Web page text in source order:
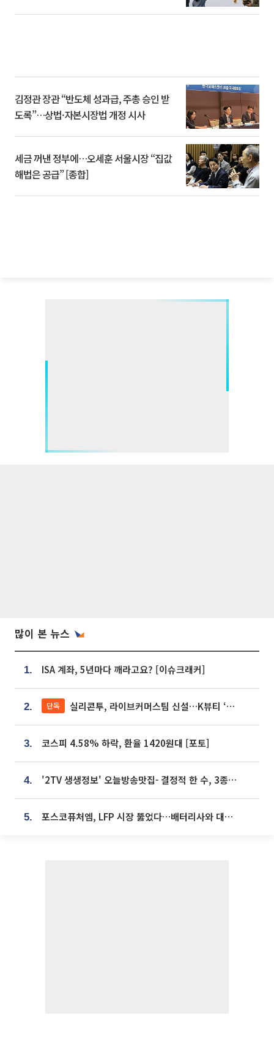
김정관 장관 “반도체 성과급, 주총 승인 받
도록”…상법·자본시장법 개정 시사
세금 꺼낸 정부에…오세훈 서울시장 “집값
해법은 공급” [종합]
많이 본 뉴스
1. ISA 계좌, 5년마다 깨라고요? [이슈크래커]
2. 단독 실리콘투, 라이브커머스팀 신설…K뷰티 ‘글로벌 판매망’ 확대[K뷰티 라방戰]
3. 코스피 4.58% 하락, 환율 1420원대 [포토]
4. '2TV 생생정보' 오늘방송맛집- 결정적 한 수, 3종 메밀면! 메밀 소바 맛집 '의○○○○'
5. 포스코퓨처엠, LFP 시장 뚫었다…배터리사와 대규모 장기 공급 합의